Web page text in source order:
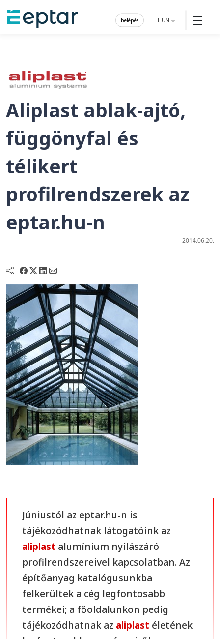
☰
HUN
belépés
Aliplast ablak-ajtó,
függönyfal és
télikert
profilrendszerek az
eptar.hu-n
2014.06.20.
Júniustól az eptar.hu-n is
tájékozódhatnak látogatóink az
aliplast alumínium nyílászáró
profilrendszereivel kapcsolatban. Az
építőanyag katalógusunkba
felkerültek a cég legfontosabb
termékei; a főoldalunkon pedig
tájékozódhatnak az aliplast életének